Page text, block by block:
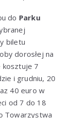
do Parku
biletu
dorosłej na
kosztuje 7
i grudniu, 20
40 euro w
od 7 do 18
Towarzystwa